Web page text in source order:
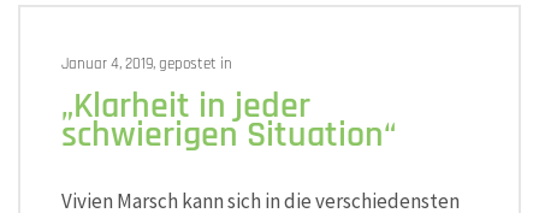
Januar 4, 2019, gepostet in
„Klarheit in jeder
schwierigen Situation“
Vivien Marsch kann sich in die verschiedensten